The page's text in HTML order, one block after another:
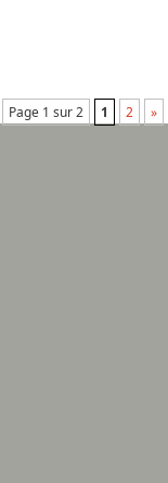
Page 1 sur 2 1 2 »